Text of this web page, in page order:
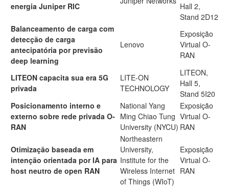
energia Juniper RIC
Hall 2,
Stand 2D12
Balanceamento de carga com
detecção de carga
antecipatória por previsão
deep learning
Lenovo
Exposição
Virtual O-
RAN
LITEON capacita sua era 5G
privada
LITE-ON
TECHNOLOGY
LITEON,
Hall 5,
Stand 5I20
Posicionamento interno e
externo sobre rede privada O-
RAN
National Yang
Ming Chiao Tung
University (NYCU)
Exposição
Virtual O-
RAN
Otimização baseada em
intenção orientada por IA para
host neutro de open RAN
Northeastern
University,
Institute for the
Wireless Internet
of Things (WIoT)
Exposição
Virtual O-
RAN